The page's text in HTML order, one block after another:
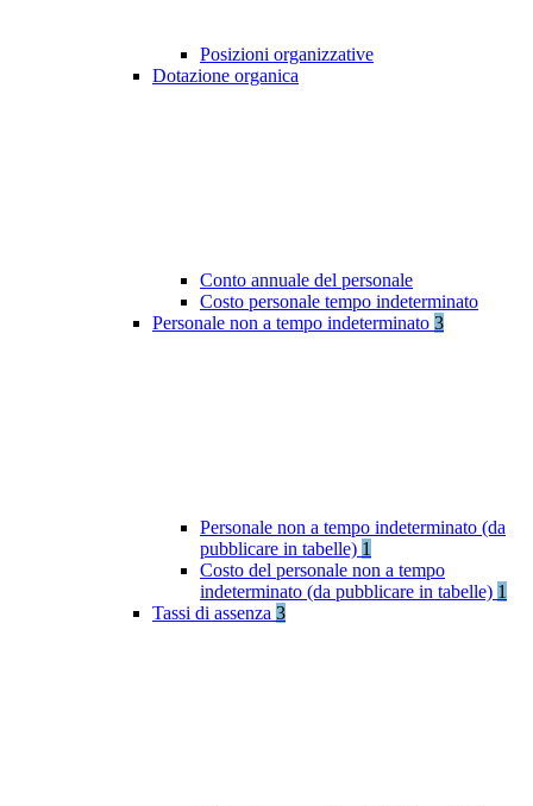
Posizioni organizzative
Dotazione organica
Conto annuale del personale
Costo personale tempo indeterminato
Personale non a tempo indeterminato 3
Personale non a tempo indeterminato (da
pubblicare in tabelle) 1
Costo del personale non a tempo
indeterminato (da pubblicare in tabelle) 1
Tassi di assenza 3